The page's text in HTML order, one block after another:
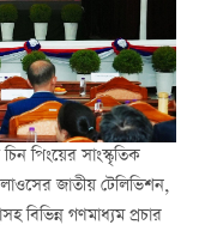
পিংয়ের সাংস্কৃতিক
লাওসের জাতীয় টেলিভিশন,
বিভিন্ন গণমাধ্যম প্রচার